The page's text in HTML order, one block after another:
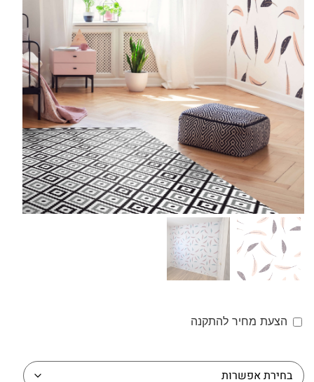
החל מ: ₪165.00
הצעת מחיר להתקנה
הצעת מחיר להתקנה